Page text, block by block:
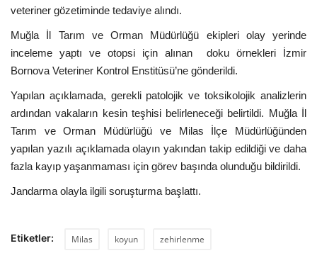
veteriner gözetiminde tedaviye alındı.
Muğla İl Tarım ve Orman Müdürlüğü ekipleri olay yerinde
inceleme yaptı ve otopsi için alınan doku örnekleri İzmir
Bornova Veteriner Kontrol Enstitüsü’ne gönderildi.
Yapılan açıklamada, gerekli patolojik ve toksikolojik analizlerin
ardından vakaların kesin teşhisi belirleneceği belirtildi. Muğla İl
Tarım ve Orman Müdürlüğü ve Milas İlçe Müdürlüğünden
yapılan yazılı açıklamada olayın yakından takip edildiği ve daha
fazla kayıp yaşanmaması için görev başında olunduğu bildirildi.
Jandarma olayla ilgili soruşturma başlattı.
Etiketler: Milas koyun zehirlenme